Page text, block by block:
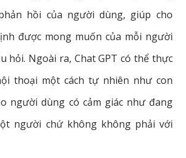
hồi của người dùng, giúp cho
được mong muốn của mỗi người
hỏi. Ngoài ra, Chat GPT có thể thực
thoại một cách tự nhiên như con
người dùng có cảm giác như đang
người chứ không không phải với